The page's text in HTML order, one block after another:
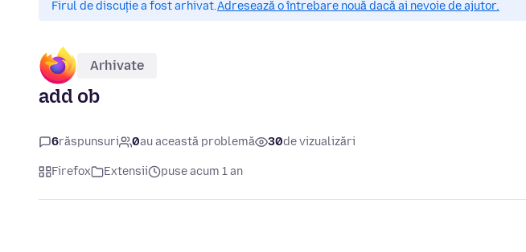
Firul de discuție a fost arhivat.Adresează o întrebare nouă dacă ai nevoie de ajutor.
Arhivate
add ob
6răspunsuri 0au această problemă 30de vizualizări
Firefox Extensii puse acum 1 an